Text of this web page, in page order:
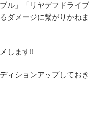
ル」「リヤデフドライブ
ダメージに繋がりかねま
します!!
ィションアップしておき